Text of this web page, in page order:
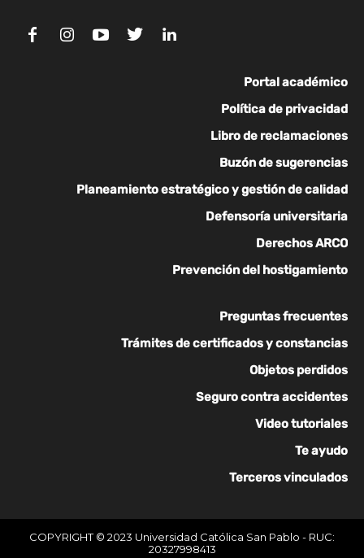
Portal académico
Política de privacidad
Libro de reclamaciones
Buzón de sugerencias
Planeamiento estratégico y gestión de calidad
Defensoría universitaria
Derechos ARCO
Prevención del hostigamiento
Preguntas frecuentes
Trámites de certificados y constancias
Objetos perdidos
Seguro contra accidentes
Video tutoriales
Te ayudo
Terceros vinculados
COPYRIGHT © 2023 Universidad Católica San Pablo - RUC:
20327998413